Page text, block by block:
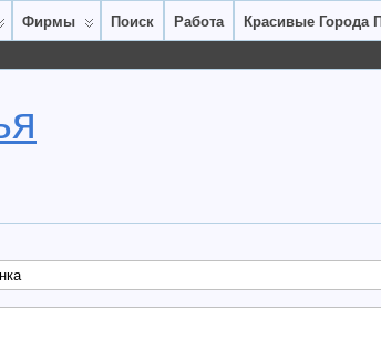
Фирмы Поиск Работа Красивые Города